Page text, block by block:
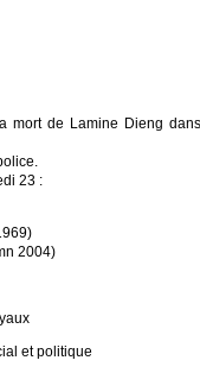
mort de Lamine Dieng
23 :
2004)
et politique